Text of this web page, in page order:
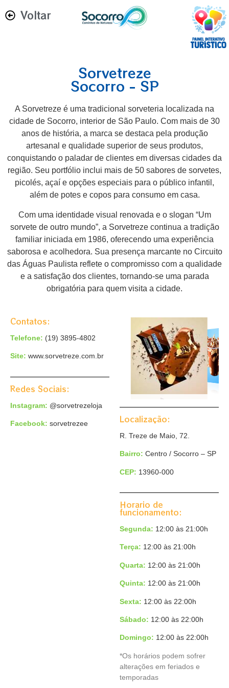
Voltar
Sorvetreze
Socorro - SP
A Sorvetreze é uma tradicional sorveteria localizada na
cidade de Socorro, interior de São Paulo. Com mais de 30
anos de história, a marca se destaca pela produção
artesanal e qualidade superior de seus produtos,
conquistando o paladar de clientes em diversas cidades da
região. Seu portfólio inclui mais de 50 sabores de sorvetes,
picolés, açaí e opções especiais para o público infantil,
além de potes e copos para consumo em casa.
Com uma identidade visual renovada e o slogan “Um
sorvete de outro mundo”, a Sorvetreze continua a tradição
familiar iniciada em 1986, oferecendo uma experiência
saborosa e acolhedora. Sua presença marcante no Circuito
das Águas Paulista reflete o compromisso com a qualidade
e a satisfação dos clientes, tornando-se uma parada
obrigatória para quem visita a cidade.
Contatos:
Telefone: (19) 3895-4802
Site: www.sorvetreze.com.br
Redes Sociais:
Instagram: @sorvetrezeloja
Facebook: sorvetrezee Localização:
R. Treze de Maio, 72.
Bairro: Centro / Socorro – SP
CEP: 13960-000
Horario de
funcionamento:
Segunda: 12:00 às 21:00h
Terça: 12:00 às 21:00h
Quarta: 12:00 às 21:00h
Quinta: 12:00 às 21:00h
Sexta: 12:00 às 22:00h
Sábado: 12:00 às 22:00h
Domingo: 12:00 às 22:00h
*Os horários podem sofrer
alterações em feriados e
temporadas